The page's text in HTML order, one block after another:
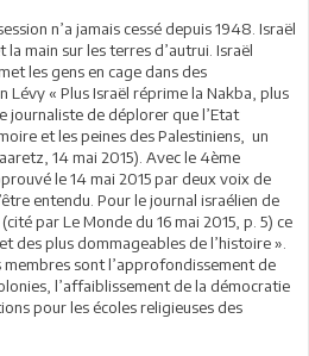
n’a jamais cessé depuis 1948. Israël
main sur les terres d’autrui. Israël
les gens en cage dans des
Lévy « Plus Israël réprime la Nakba, plus
journaliste de déplorer que l’Etat
et les peines des Palestiniens, un
14 mai 2015). Avec le 4ème
le 14 mai 2015 par deux voix de
entendu. Pour le journal israélien de
par Le Monde du 16 mai 2015, p. 5) ce
des plus dommageables de l’histoire ».
membres sont l’approfondissement de
l’affaiblissement de la démocratie
pour les écoles religieuses des